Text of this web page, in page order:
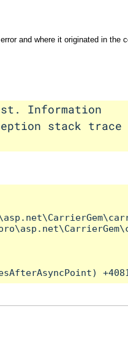
and where it originated in the
Information
stack trace